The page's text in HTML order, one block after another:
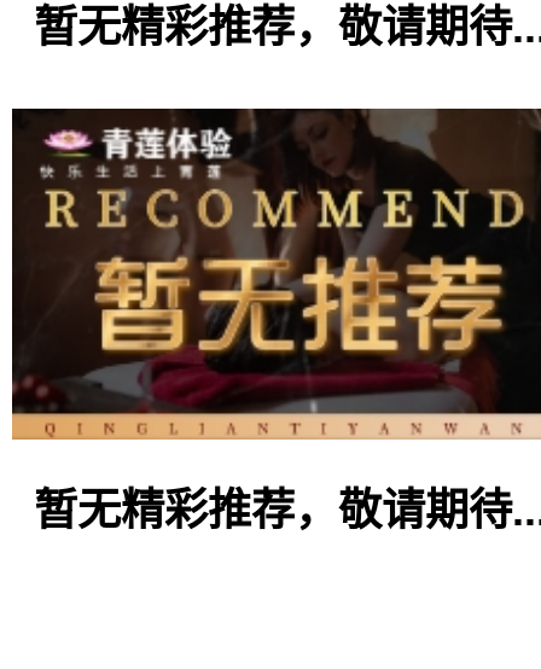
暂无精彩推荐，敬请期待
暂无精彩推荐，敬请期待